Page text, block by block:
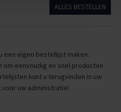
ALLES BESTELLEN
een eigen bestellijst maken.
eenvoudig en snel producten
kunt u terugvinden in uw
uw administratie!